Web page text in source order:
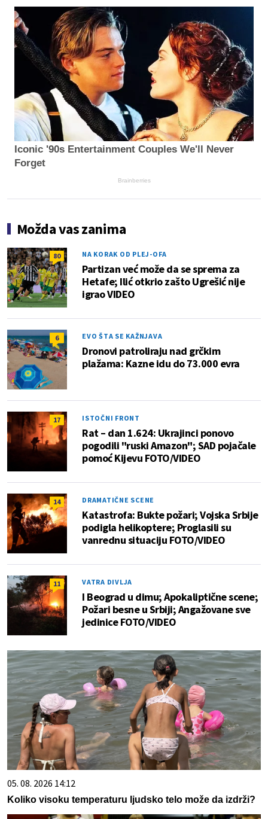
Iconic '90s Entertainment Couples We'll Never
Forget
Brainberries
Možda vas zanima
80 NA KORAK OD PLEJ-OFA
Partizan već može da se sprema za
Hetafe; Ilić otkrio zašto Ugrešić nije
igrao VIDEO
6 EVO ŠTA SE KAŽNJAVA
Dronovi patroliraju nad grčkim
plažama: Kazne idu do 73.000 evra
17 ISTOČNI FRONT
Rat – dan 1.624: Ukrajinci ponovo
pogodili "ruski Amazon"; SAD pojačale
pomoć Kijevu FOTO/VIDEO
14 DRAMATIČNE SCENE
Katastrofa: Bukte požari; Vojska Srbije
podigla helikoptere; Proglasili su
vanrednu situaciju FOTO/VIDEO
11 VATRA DIVLJA
I Beograd u dimu; Apokaliptične scene;
Požari besne u Srbiji; Angažovane sve
jedinice FOTO/VIDEO
05. 08. 2026 14:12
Koliko visoku temperaturu ljudsko telo može da izdrži?